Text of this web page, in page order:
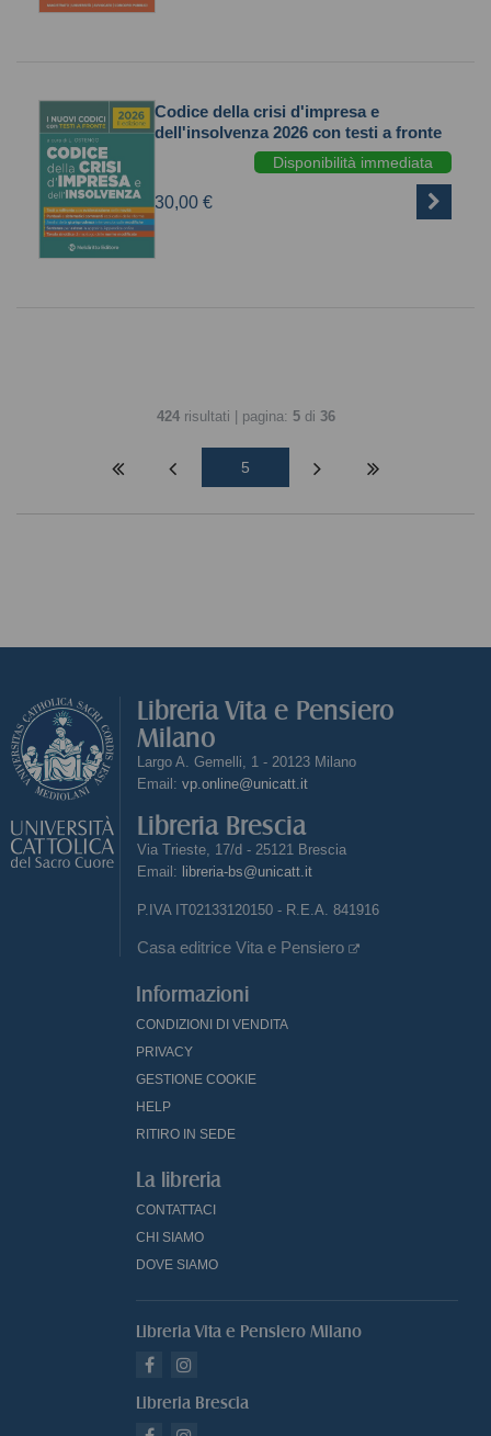
Codice della crisi d'impresa e
dell'insolvenza 2026 con testi a fronte
Disponibilità immediata
30,00 €
424risultati | pagina: 5di 36
5
Libreria Vita e Pensiero
Milano
Largo A. Gemelli, 1 - 20123 Milano
Email: vp.online@unicatt.it
Libreria Brescia
Via Trieste, 17/d - 25121 Brescia
Email: libreria-bs@unicatt.it
P.IVA IT02133120150 - R.E.A. 841916
Casa editrice Vita e Pensiero
Informazioni
CONDIZIONI DI VENDITA
PRIVACY
GESTIONE COOKIE
HELP
RITIRO IN SEDE
La libreria
CONTATTACI
CHI SIAMO
DOVE SIAMO
Libreria Vita e Pensiero Milano
Libreria Brescia